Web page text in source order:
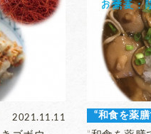
2021.11.11 “和食を薬